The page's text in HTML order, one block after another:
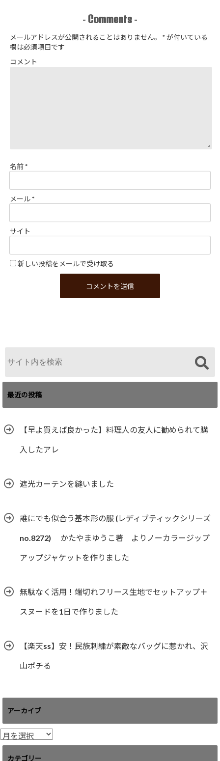
アップジャケ
ットを作りま
- Comments -
メールアドレスが公開されることはありません。 *が付いている
欄は必須項目です
コメント
名前*
メール*
サイト
新しい投稿をメールで受け取る
最近の投稿
【早よ買えば良かった】料理人の友人に勧められて購
入したアレ
遮光カーテンを縫いました
誰にでも似合う基本形の服 (レディブティックシリーズ
no.8272) かたやまゆうこ著 よりノーカラージップ
アップジャケットを作りました
無駄なく活用！端切れフリース生地でセットアップ＋
スヌードを1日で作りました
【楽天ss】安！民族刺繍が素敵なバッグに惹かれ、沢
山ポチる
アーカイブ
ア
ー
カテゴリー